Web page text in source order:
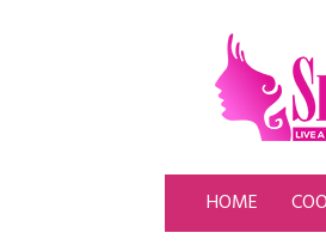
SmartLady
HOME